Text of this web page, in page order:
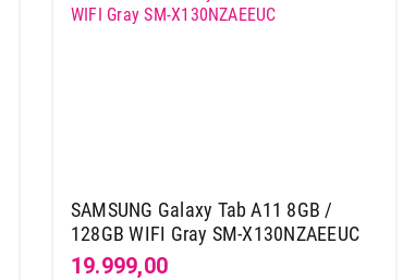
SAMSUNG Galaxy Tab A11 8GB /
128GB WIFI Gray SM-X130NZAEEUC
19.999,00